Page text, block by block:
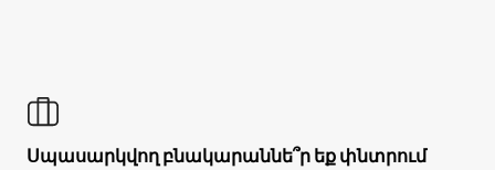
Սպասարկվող բնակարաննե՞ր եք փնտրում